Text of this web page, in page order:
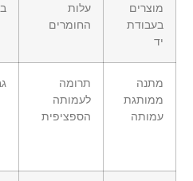
מוצרים
בעבודת
יד
עלות
החומרים
מתנה
ממותגת
עמותה
תרומה
לעמותה
הספציפית